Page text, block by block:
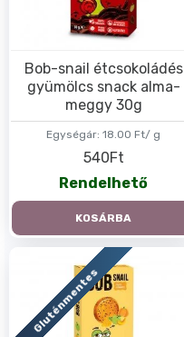
Egységár: 18.00 Ft/ g
Bob-snail étcsokoládés
gyümölcs snack alma-
meggy 30g
540Ft
Rendelhető
KOSÁRBA
Gluténmentes